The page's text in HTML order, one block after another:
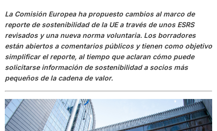
La Comisión Europea ha propuesto cambios al marco de
reporte de sostenibilidad de la UE a través de unos ESRS
revisados y una nueva norma voluntaria. Los borradores
están abiertos a comentarios públicos y tienen como objetivo
simplificar el reporte, al tiempo que aclaran cómo puede
solicitarse información de sostenibilidad a socios más
pequeños de la cadena de valor.